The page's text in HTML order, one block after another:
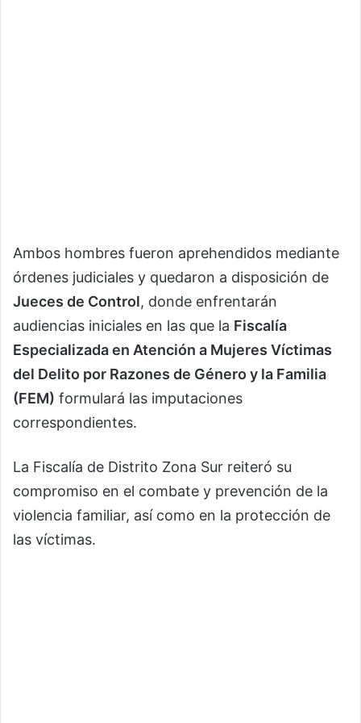
Ambos hombres fueron aprehendidos mediante
órdenes judiciales y quedaron a disposición de
Jueces de Control, donde enfrentarán
audiencias iniciales en las que la Fiscalía
Especializada en Atención a Mujeres Víctimas
del Delito por Razones de Género y la Familia
(FEM) formulará las imputaciones
correspondientes.
La Fiscalía de Distrito Zona Sur reiteró su
compromiso en el combate y prevención de la
violencia familiar, así como en la protección de
las víctimas.